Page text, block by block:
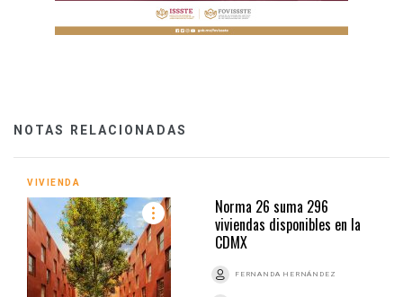
NOTAS RELACIONADAS
VIVIENDA
Norma 26 suma 296
viviendas disponibles en la
CDMX
FERNANDA HERNÁNDEZ